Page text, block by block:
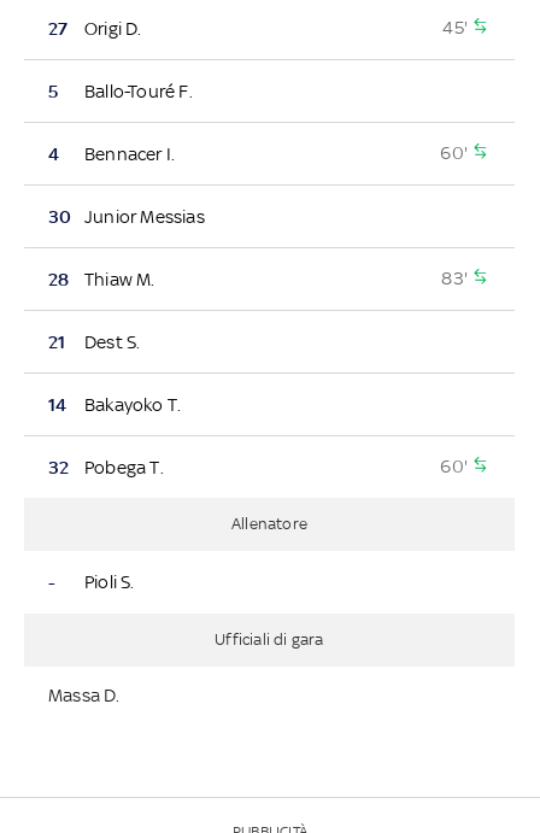
27 Origi D. 45'
5 Ballo-Touré F.
4 Bennacer I. 60'
30 Junior Messias
28 Thiaw M. 83'
21 Dest S.
14 Bakayoko T.
32 Pobega T. 60'
Allenatore
- Pioli S.
Ufficiali di gara
Massa D.